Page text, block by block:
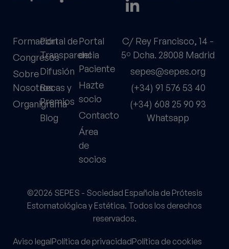
Formación
Congresos
Sobre
Nosotros
Organigrama
Portal de
Transparencia
Difusión
Becas y
Premios
Blog
Portal
del
Paciente
Hazte
socio
Contacto
Área
de
socios
C/ Rey Francisco, 14 -
5º Dcha. 28008 Madrid
sepes@sepes.org
(+34) 91 576 53 40
(+34) 608 25 90 93
Whatsapp
©2026 SEPES - Sociedad Española de Prótesis
Estomatológica y Estética. Todos los derechos
reservados.
Aviso legalPolítica de privacidadPolítica de cookies